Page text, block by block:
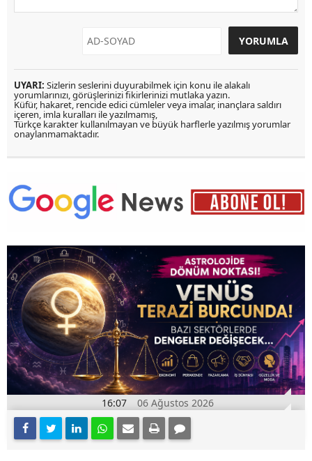
UYARI: Sizlerin seslerini duyurabilmek için konu ile alakalı
yorumlarınızı, görüşlerinizi fikirlerinizi mutlaka yazın.
Küfür, hakaret, rencide edici cümleler veya imalar, inançlara saldırı
içeren, imla kuralları ile yazılmamış,
Türkçe karakter kullanılmayan ve büyük harflerle yazılmış yorumlar
onaylanmamaktadır.
16:07 06 Ağustos 2026